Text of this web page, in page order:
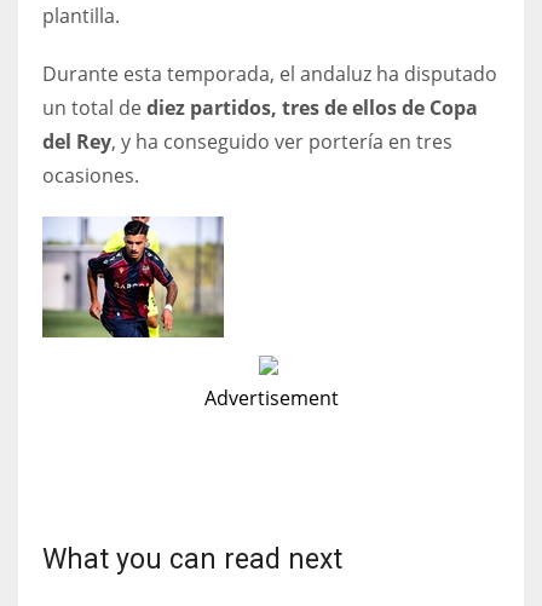
plantilla.
Durante esta temporada, el andaluz ha disputado
un total dediez partidos, tres de ellos de Copa
del Rey, y ha conseguido ver portería en tres
ocasiones.
Advertisement
What you can read next